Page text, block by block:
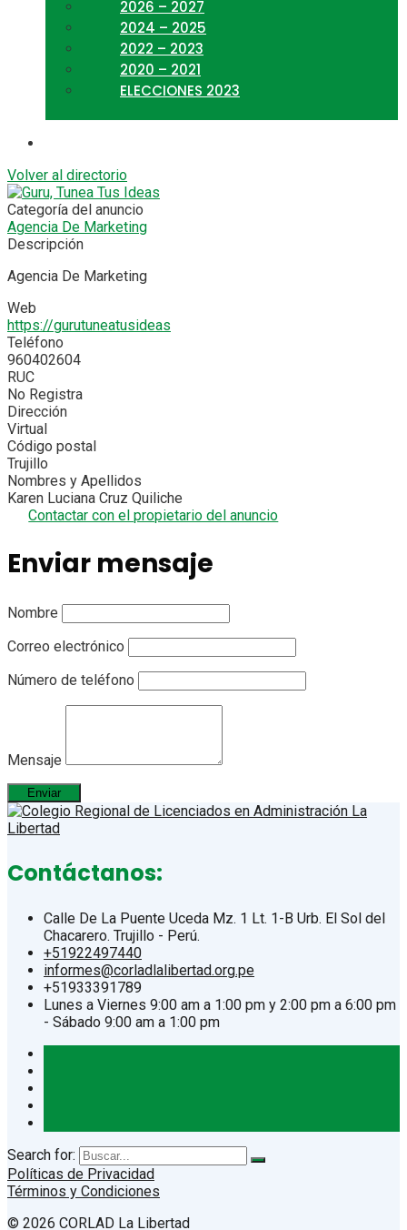
2026 – 2027
2024 – 2025
2022 – 2023
2020 – 2021
ELECCIONES 2023
Volver al directorio
Categoría del anuncio
Agencia De Marketing
Descripción
Agencia De Marketing
Web
https://gurutuneatusideas
Teléfono
960402604
RUC
No Registra
Dirección
Virtual
Código postal
Trujillo
Nombres y Apellidos
Karen Luciana Cruz Quiliche
Contactar con el propietario del anuncio
Enviar mensaje
Nombre
Correo electrónico
Número de teléfono
Mensaje
Contáctanos:
Calle De La Puente Uceda Mz. 1 Lt. 1-B Urb. El Sol del
Chacarero. Trujillo - Perú.
+51922497440
informes@corladlalibertad.org.pe
+51933391789
Lunes a Viernes 9:00 am a 1:00 pm y 2:00 pm a 6:00 pm
- Sábado 9:00 am a 1:00 pm
Search for:
Políticas de Privacidad
Términos y Condiciones
© 2026 CORLAD La Libertad